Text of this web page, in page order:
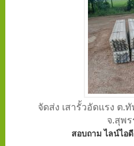
จัดส่ง เสารั้วอัดแรง ต
จ.สุพ
สอบถาม ไลน์ไอ